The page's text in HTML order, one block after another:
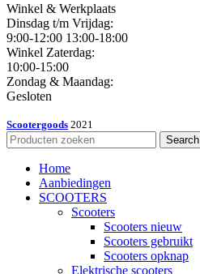
Winkel & Werkplaats
Dinsdag t/m Vrijdag:
9:00-12:00 13:00-18:00
Winkel Zaterdag:
10:00-15:00
Zondag & Maandag:
Gesloten
Scootergoods 2021
Search
Home
Aanbiedingen
SCOOTERS
Scooters
Scooters nieuw
Scooters gebruikt
Scooters opknap
Elektrische scooters